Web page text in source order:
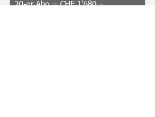
20-er Abo = CHF 1'680.–